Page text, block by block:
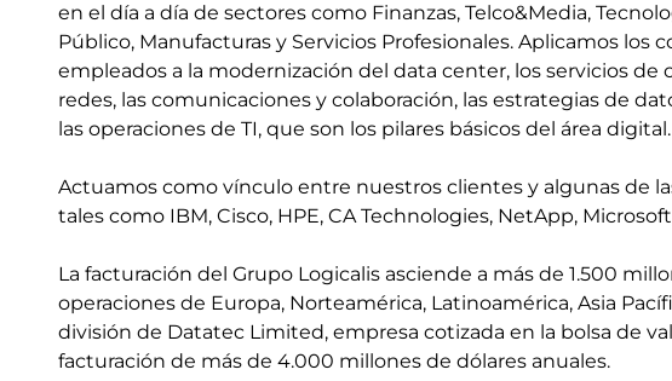
en el día a día de sectores como Finanzas, Telco&Media,
Público, Manufacturas y Servicios Profesionales. Aplicamos los
empleados a la modernización del data center, los servicios de
redes, las comunicaciones y colaboración, las estrategias de
las operaciones de TI, que son los pilares básicos del área digital.
Actuamos como vínculo entre nuestros clientes y algunas de
tales como IBM, Cisco, HPE, CA Technologies, NetApp,
La facturación del Grupo Logicalis asciende a más de 1.500
operaciones de Europa, Norteamérica, Latinoamérica, Asia
división de Datatec Limited, empresa cotizada en la bolsa de
facturación de más de 4.000 millones de dólares anuales.